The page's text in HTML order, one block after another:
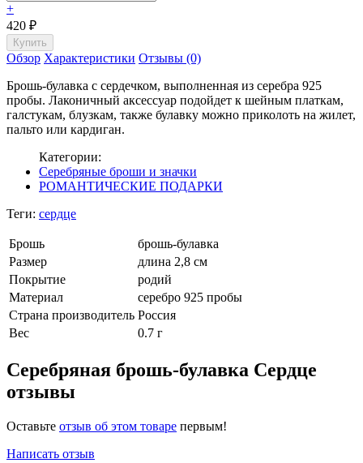
+
420 ₽
Обзор Характеристики Отзывы (0)
Брошь-булавка с сердечком, выполненная из серебра 925
пробы. Лаконичный аксессуар подойдет к шейным платкам,
галстукам, блузкам, также булавку можно приколоть на жилет,
пальто или кардиган.
Категории:
Серебряные броши и значки
РОМАНТИЧЕСКИЕ ПОДАРКИ
Теги: сердце
Брошь
брошь-булавка
Размер
длина 2,8 см
Покрытие
родий
Материал
серебро 925 пробы
Страна производитель Россия
Вес
0.7 г
Серебряная брошь-булавка Сердце
отзывы
Оставьте отзыв об этом товаре первым!
Написать отзыв